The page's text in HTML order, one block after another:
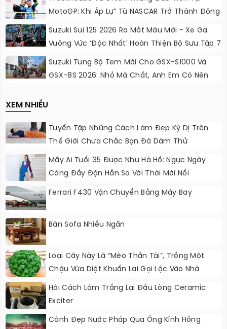
MotoGP: Khi Áp Lự” Từ NASCAR Trở Thành Động
Lực Ngọt Ngào
Suzuki Sui 125 2026 Ra Mắt Màu Mới - Xe Ga
Vuông Vức ‘độc Nhất’ Hoàn Thiện Bộ Sưu Tập 7
Sắc Cầu Vồng
Suzuki Tung Bộ Tem Mới Cho GSX-S1000 Và
GSX-8S 2026: Nhỏ Mà Chất, Anh Em Có Nên
XEM NHIỀU
Tuyển Tập Những Cách Làm Đẹp Kỳ Dị Trên
Thế Giới Chưa Chắc Bạn Đã Dám Thử
Mấy Ai Tuổi 35 Được Như Hà Hồ: Ngực Ngày
Càng Đầy Đặn Hẳn So Với Thời Mới Nổi
Ferrari F430 Vận Chuyển Bằng Máy Bay
Bàn Sofa Nhiều Ngăn
Loại Cây Này Là “mèo Thần Tài”, Trồng Một
Chậu Vừa Diệt Khuẩn Lại Gọi Lộc Vào Nhà
Hỏi Cách Làm Trắng Lại Đầu Lòng Ceramic
Exciter
Cảnh Đẹp Nước Pháp Qua Ống Kính Hồng